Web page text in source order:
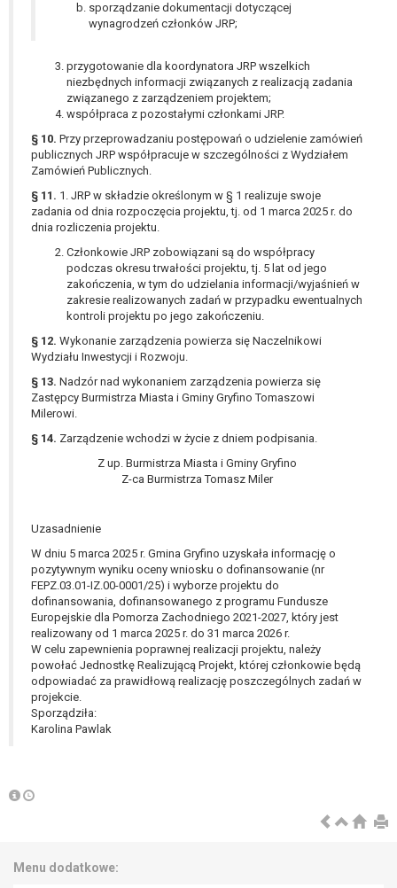
sporządzanie dokumentacji dotyczącej
wynagrodzeń członków JRP;
przygotowanie dla koordynatora JRP wszelkich
niezbędnych informacji związanych z realizacją zadania
związanego z zarządzeniem projektem;
współpraca z pozostałymi członkami JRP.
§ 10. Przy przeprowadzaniu postępowań o udzielenie zamówień
publicznych JRP współpracuje w szczególności z Wydziałem
Zamówień Publicznych.
§ 11. 1. JRP w składzie określonym w § 1 realizuje swoje
zadania od dnia rozpoczęcia projektu, tj. od 1 marca 2025 r. do
dnia rozliczenia projektu.
Członkowie JRP zobowiązani są do współpracy
podczas okresu trwałości projektu, tj. 5 lat od jego
zakończenia, w tym do udzielania informacji/wyjaśnień w
zakresie realizowanych zadań w przypadku ewentualnych
kontroli projektu po jego zakończeniu.
§ 12. Wykonanie zarządzenia powierza się Naczelnikowi
Wydziału Inwestycji i Rozwoju.
§ 13. Nadzór nad wykonaniem zarządzenia powierza się
Zastępcy Burmistrza Miasta i Gminy Gryfino Tomaszowi
Milerowi.
§ 14. Zarządzenie wchodzi w życie z dniem podpisania.
Z up. Burmistrza Miasta i Gminy Gryfino
Z-ca Burmistrza Tomasz Miler
Uzasadnienie
W dniu 5 marca 2025 r. Gmina Gryfino uzyskała informację o
pozytywnym wyniku oceny wniosku o dofinansowanie (nr
FEPZ.03.01-IZ.00-0001/25) i wyborze projektu do
dofinansowania, dofinansowanego z programu Fundusze
Europejskie dla Pomorza Zachodniego 2021-2027, który jest
realizowany od 1 marca 2025 r. do 31 marca 2026 r.
W celu zapewnienia poprawnej realizacji projektu, należy
powołać Jednostkę Realizującą Projekt, której członkowie będą
odpowiadać za prawidłową realizację poszczególnych zadań w
projekcie.
Sporządziła:
Karolina Pawlak
Menu dodatkowe: